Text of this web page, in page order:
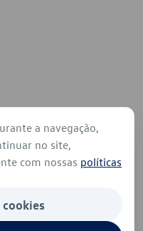
a navegação,
no site,
com nossas políticas